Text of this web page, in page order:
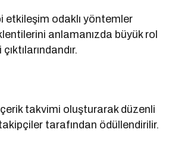
etkileşim odaklı yöntemler
anlamanızda büyük rol
içerik takvimi oluşturarak düzenli
tarafından ödüllendirilir.